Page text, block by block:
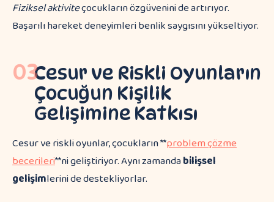
Fiziksel aktiviteçocukların özgüvenini de artırıyor.
Başarılı hareket deneyimleri benlik saygısını yükseltiyor.
03Cesur ve Riskli Oyunların
Çocuğun Kişilik
Gelişimine Katkısı
Cesur ve riskli oyunlar, çocukların **problem çözme
becerileri**ni geliştiriyor. Aynı zamandabilişsel
gelişimlerini de destekliyorlar.